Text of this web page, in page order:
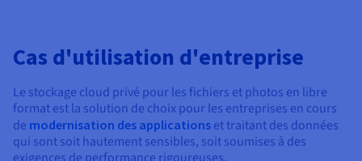
Cas d'utilisation d'entreprise
Le stockage cloud privé pour les fichiers et photos en libre
format est la solution de choix pour les entreprises en cours
de modernisation des applications et traitant des données
qui sont soit hautement sensibles, soit soumises à des